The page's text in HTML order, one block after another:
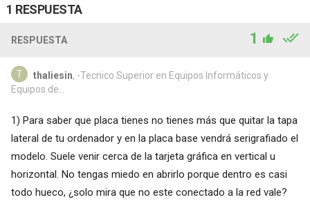
1 RESPUESTA
RESPUESTA 1
thaliesin, -Tecnico Superior en Equipos Informáticos y
Equipos de...
1) Para saber que placa tienes no tienes más que quitar la tapa
lateral de tu ordenador y en la placa base vendrá serigrafiado el
modelo. Suele venir cerca de la tarjeta gráfica en vertical u
horizontal. No tengas miedo en abrirlo porque dentro es casi
todo hueco, ¿solo mira que no este conectado a la red vale?